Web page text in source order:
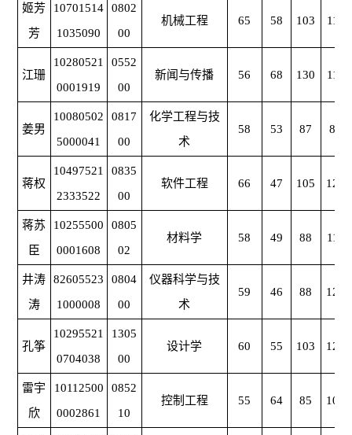
姬芳
芳
10701514
1035090
0802
00
机械工程 65 58 103 111
江珊
10280521
0001919
0552
00
新闻与传播 56 68 130 119
姜男
10080502
5000041
0817
00
化学工程与技
术
58 53 87 87
蒋权
10497521
2333522
0835
00
软件工程 66 47 105 124
蒋苏
臣
10255500
0001608
0805
02
材料学 58 49 88 119
井涛
涛
82605523
1000008
0804
00
仪器科学与技
术
59 46 88 122
孔筝
10295521
0704038
1305
00
设计学 60 55 103 129
雷宇
欣
10112500
0002861
0852
10
控制工程 55 64 85 104